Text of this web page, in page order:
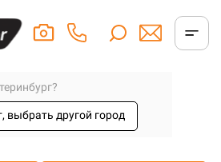
выбрать другой город